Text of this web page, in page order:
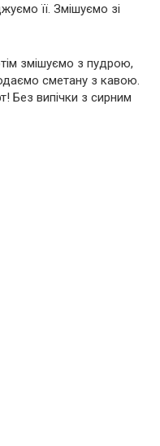
її. Змішуємо зі
змішуємо з пудрою,
сметану з кавою.
Без випічки з сирним